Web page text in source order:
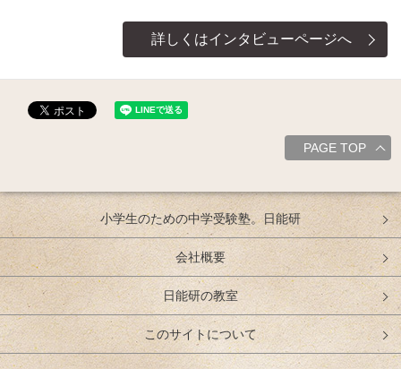
詳しくはインタビューページへ
PAGE TOP
小学生のための中学受験塾。日能研
会社概要
日能研の教室
このサイトについて